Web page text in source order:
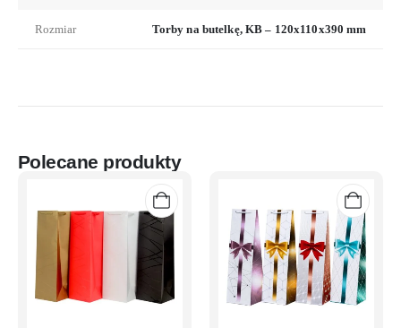
Rozmiar Torby na butelkę, KB – 120x110x390 mm
Polecane produkty